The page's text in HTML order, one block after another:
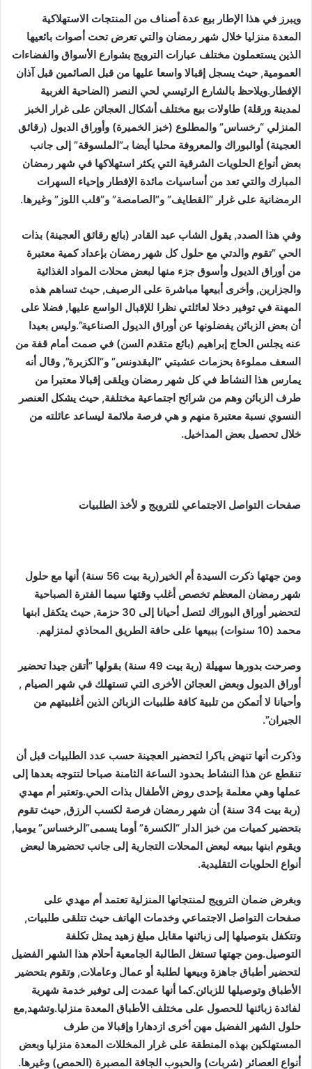
ويبرز في هذا الإطار بيع عدة أصناف من المنتجات الاستهلاكية
المعدة منزليا خلال شهر رمضان والتي تعرض تحت أصوات بائعيها
الذين يستعملون مختلف عبارات الترويج بشوارع الأسواق والفضاءات
العمومية, حيث يسجل إقبالا واسعا عليها من قبل الصائمين قبل آذان
الإفطار.ويلاحظ بالشارع الرئيسي لحي النصر (الضاحية الغربية
لمدينة ورقلة) طاولات بيع مختلف أشكال العجائن على غرار الخبز
المنزلي “رخساس” والمطلوع (خبز الخميرة) وأوراق الديول (رقائق
العجينة) أوالبوراك والمعروفة محليا أيضا بـ”الملسوقة” إلى جانب
بعض أنواع الحلويات الشرقية التي يكثر استهلاكها في شهر رمضان
المبارك والتي تعد من أساسيات مائدة الإفطار وإحياء السهرات
الرمضانية على غرار “القطايف” و”الصامصة” و”قلب اللوز” وغيرها.
وفي هذا الصدد, يقول الشاب عبد القادر (بائع رقائق العجينة) بذات
الحي ”تقوم والدتي مع حلول كل شهر رمضان بإعداد كمية معتبرة
من أوراق الديول وأسوق جزء منها لبعض محلات المواد الغذائية
والجزارين, وأخرى أبيعها مباشرة على الرصيف, حيث تساهم هذه
المهنة في توفير دخلا لعائلتي نظرا للإقبال الواسع عليها, فضلا على
أن بعض الزبائن يفضلونها عن أوراق الديول الصناعية”.وليس بعيدا
عنه يجلس الحاج إبراهيم (بائع متقدم السن) في صمت أمام قفة من
السعف مملوءة بحزمات عشبتي ”البقدونس” و”الكزبرة”, وقال أنه
يمارس هذا النشاط في كل شهر رمضان ويلقى إقبالا معتبرا من
طرف الزبائن وهم من شرائح اجتماعية مختلفة, حيث يشكل العنصر
النسوي نسبة معتبرة منهم و هي فرصة ملائمة ليساعد عائلته من
خلال تحصيل بعض المداخيل.
صفحات التواصل الاجتماعي للترويج و لأخذ الطلبيات
ومن جهتها ذكرت السيدة أم الخير(ربة بيت 56 سنة) أنها مع حلول
شهر رمضان المعظم تخصص أغلب وقتها سيما الفترة الصباحية
لتحضير أوراق البوراك لتصل أحيانا إلى 30 حزمة, حيث يتكفل ابنها
محمد (10 سنوات) ببيعها على حافة الطريق المحاذي لمنزلهم.
وصرحت بدورها سهيلة (ربة بيت 49 سنة) بقولها ”أتقن جيدا تحضير
أوراق الديول وبعض العجائن الأخرى التي تستهلك في شهر الصيام ,
وأحيانا لا أتمكن من تلبية كافة طلبيات الزبائن الذين أغلبيتهم من
الجيران”.
وذكرت أنها تنهض باكرا لتحضير العجينة حسب عدد الطلبيات قبل أن
تنقطع عن هذا النشاط بحدود الساعة الثامنة صباحا لتتوجه بعدها إلى
عملها وهي معلمة بإحدى روض الأطفال بذات الحي.وتعتبر أم مهدي
(ربة بيت 34 سنة) أن شهر رمضان فرصة لكسب الرزق, حيث تقوم
بتحضير كميات من خبز الدار “الكسرة” أوما يسمى”الرخساس” يوميا,
ويقوم ابنها ببيعه لبعض المحلات التجارية إلى جانب تحضيرها لبعض
أنواع الحلويات التقليدية.
وبغرض ضمان الترويج لمنتجاتها المنزلية تعتمد أم مهدي على
صفحات التواصل الاجتماعي وخدمات الهاتف حيث تتلقى طلبيات,
وتتكفل بتوصيلها إلى زبائنها مقابل مبلغ زهيد يمثل تكلفة
التوصيل.ومن جهتها تستغل الطالبة الجامعية أحلام هذا الشهر الفضيل
لتحضير أطباق جاهزة وبيعها لطلبة أو عمال وعاملات, وتقوم بتحضير
الأطباق وتوصيلها للزبائن.كما أنها عمدت إلى توفير خدمة شهرية
لفائدة زبائنها للحصول على مختلف الأطباق المعدة منزليا.وتشهد,مع
حلول الشهر الفضيل مهن أخرى ازدهارا وإقبالا من طرف
المستهلكين بهذه المنطقة على غرار المخللات المعدة منزليا وبعض
أنواع العصائر (شربات) والحبوب الجافة المصبرة (الحمص) وغيرها.